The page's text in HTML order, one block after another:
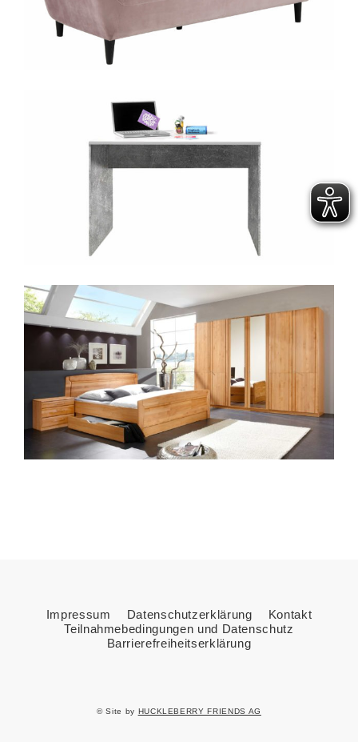
Impressum Datenschutzerklärung
Kontakt
Teilnahmebedingungen und Datenschutz
Barrierefreiheitserklärung
© Site by HUCKLEBERRY FRIENDS AG